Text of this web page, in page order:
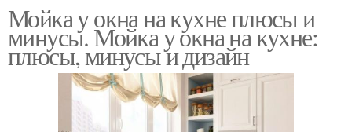
Мойка у окна на кухне плюсы и
минусы. Мойка у окна на кухне:
плюсы, минусы и дизайн